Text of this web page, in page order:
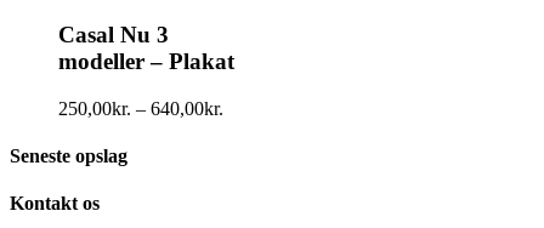
Casal Nu 3
modeller – Plakat
250,00kr. – 640,00kr.
Seneste opslag
Kontakt os